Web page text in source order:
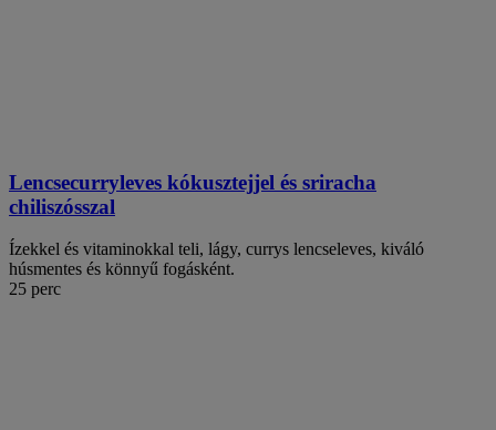
Lencsecurryleves kókusztejjel és sriracha
chiliszósszal
Ízekkel és vitaminokkal teli, lágy, currys lencseleves, kiváló
húsmentes és könnyű fogásként.
25 perc